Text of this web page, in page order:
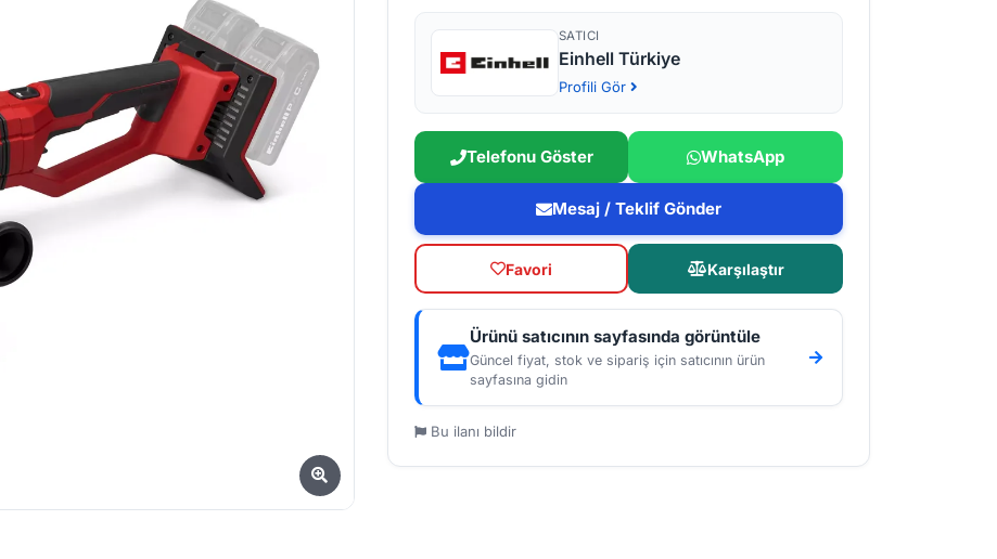
SATICI
Einhell Türkiye
Profili Gör
Telefonu Göster WhatsApp
Mesaj / Teklif Gönder
Favori Karşılaştır
Ürünü satıcının sayfasında görüntüle
Güncel fiyat, stok ve sipariş için satıcının ürün
sayfasına gidin
Bu ilanı bildir